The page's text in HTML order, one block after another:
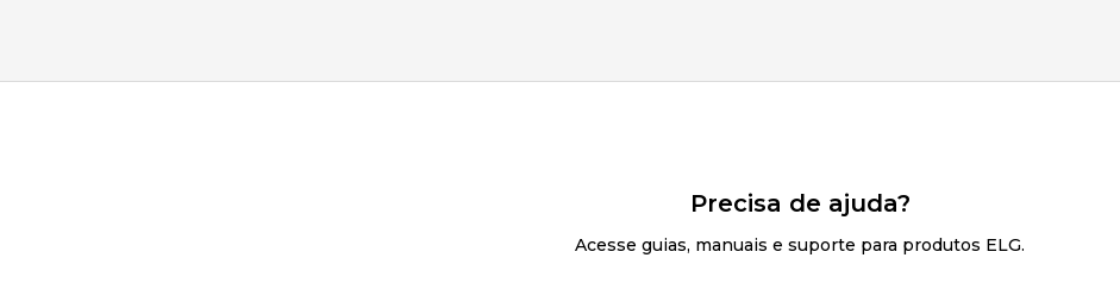
Precisa de ajuda?
Acesse guias, manuais e suporte para produtos ELG.